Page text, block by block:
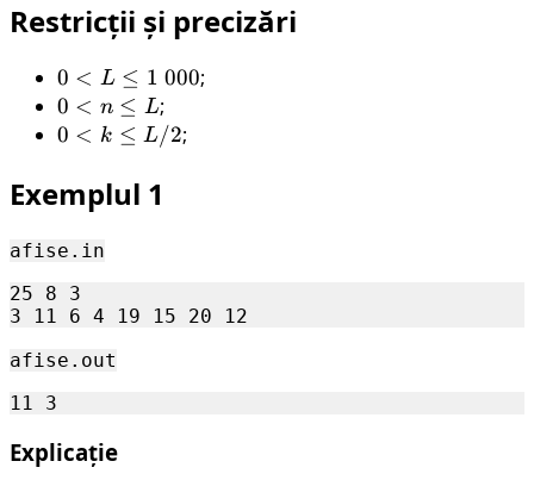
Restricții și precizări
0 <
L
\leq
000
0 < L ≤ 1 000;
0 <
n
L
0 < n ≤ L;
0 <
\leq
L /
2
0 < k ≤ L/2;
Exemplul 1
afise.in
25 8 3
afise.out
Explicație